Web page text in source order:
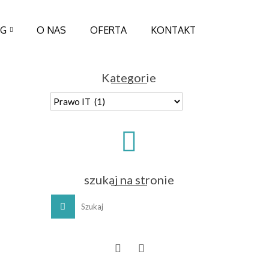
O NAS OFERTA KONTAKT
Kategorie
Kategorie
szukaj na stronie